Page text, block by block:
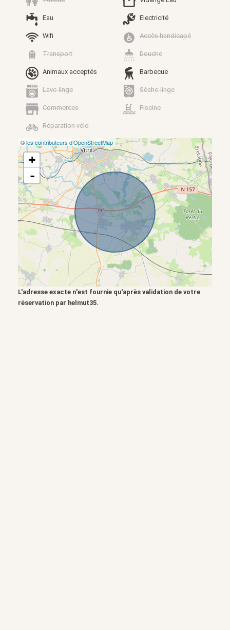
Eau Electricité
Wifi Accès handicapé
Transport Douche
Animaux acceptés Barbecue
Lave-linge Sèche-linge
Commerces Piscine
Réparation vélo
©les contributeurs d’OpenStreetMap
+
-
L'adresse exacte n'est fournie qu'après validation de votre
réservation par helmut35.